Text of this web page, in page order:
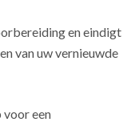
en eindigt
van uw vernieuwde
voor een